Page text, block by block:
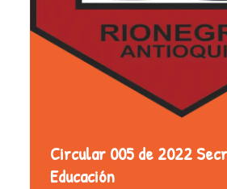
Circular 005 de 2022
Educación